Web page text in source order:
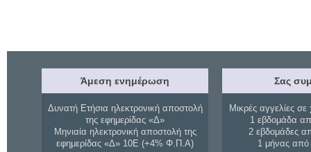
Άμεση ενημέρωση
Δυνατή Ετήσια ηλεκτρονική αποστολή
της εφημερίδας «Δ»
Μηνιαία ηλεκτρονική αποστολή της
εφημερίδας «Δ» 10Ε (+4% Φ.Π.Α)
Σας
Μικρές αγγελίες σε
1 εβδομάδα
2 εβδομάδες
1 μήνας